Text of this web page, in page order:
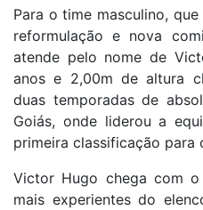
Para o time masculino,
reformulação e nova
atende pelo nome de
anos e 2,00m de altura
duas temporadas de
Goiás, onde liderou a
primeira classificação para
Victor Hugo chega com
mais experientes do